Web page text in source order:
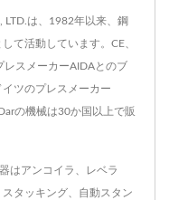
LTD.は、1982年以来、鋼
て活動しています。CE、
レスメーカーAIDAとのブ
ツのプレスメーカー
の機械は30か国以上で販
はアンコイラ、レベラ
タッキング、自動スタン